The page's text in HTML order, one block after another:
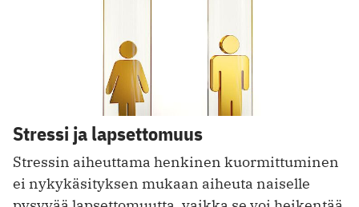
Stressi ja lapsettomuus
Stressin aiheuttama henkinen kuormittuminen
ei nykykäsityksen mukaan aiheuta naiselle